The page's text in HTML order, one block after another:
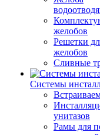
желобов
Решетки
желобов
Сливные
Системы
унитазов
Рамы для